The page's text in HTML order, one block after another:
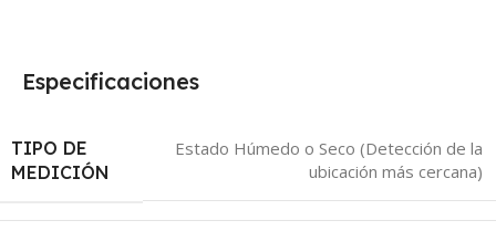
Especificaciones
TIPO DE
MEDICIÓN
Estado Húmedo o Seco (Detección de la
ubicación más cercana)